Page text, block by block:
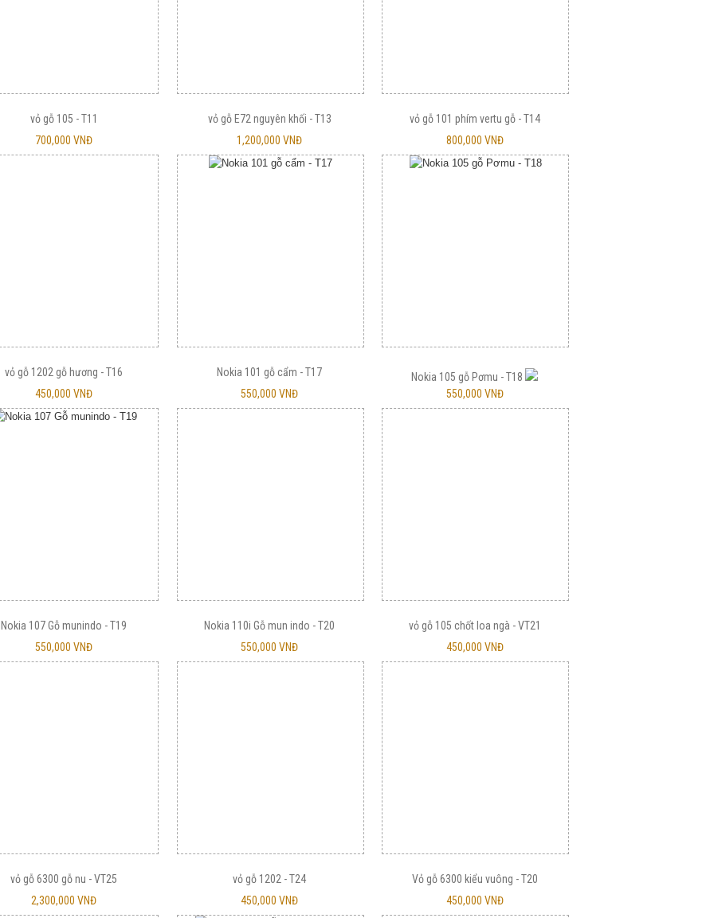
vỏ gỗ 105 - T11
700,000 VNĐ
vỏ gỗ E72 nguyên khối - T13
1,200,000 VNĐ
vỏ gỗ 101 phím vertu gỗ - T14
800,000 VNĐ
vỏ gỗ 1202 gỗ hương - T16
450,000 VNĐ
Nokia 101 gỗ cẩm - T17
550,000 VNĐ
Nokia 105 gỗ Pơmu - T18
550,000 VNĐ
Nokia 107 Gỗ munindo - T19
550,000 VNĐ
Nokia 110i Gỗ mun indo - T20
550,000 VNĐ
vỏ gỗ 105 chốt loa ngà - VT21
450,000 VNĐ
vỏ gỗ 6300 gỗ nu - VT25
2,300,000 VNĐ
vỏ gỗ 1202 - T24
450,000 VNĐ
Vỏ gỗ 6300 kiểu vuông - T20
450,000 VNĐ